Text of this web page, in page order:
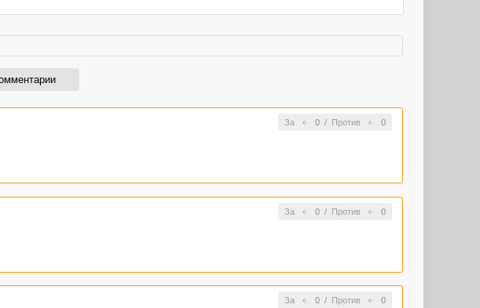
За 0/ Против 0
За 0/ Против 0
За 0/ Против 0